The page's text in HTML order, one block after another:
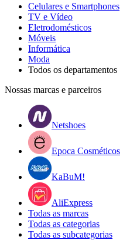
Celulares e Smartphones
TV e Vídeo
Eletrodomésticos
Móveis
Informática
Moda
Todos os departamentos
Nossas marcas e parceiros
Netshoes
Epoca Cosméticos
KaBuM!
AliExpress
Todas as marcas
Todas as categorias
Todas as subcategorias